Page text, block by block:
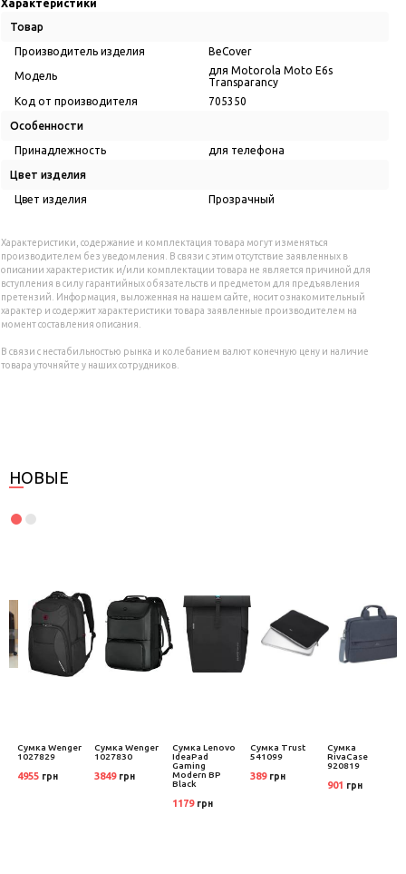
Характеристики
Товар
Производитель изделия BeCover
Модель
для Motorola Moto E6s
Transparancy
Код от производителя
705350
Особенности
Принадлежность для телефона
Цвет изделия
Цвет изделия Прозрачный
Характеристики, содержание и комплектация товара могут изменяться
производителем без уведомления. В связи с этим отсутствие заявленных в
описании характеристик и/или комплектации товара не является причиной для
вступления в силу гарантийных обязательств и предметом для предъявления
претензий. Информация, выложенная на нашем сайте, носит ознакомительный
характер и содержит характеристики товара заявленные производителем на
момент составления описания.
В связи с нестабильностью рынка и колебанием валют конечную цену и наличие
товара уточняйте у наших сотрудников.
НОВЫЕ
Сумка Wenger
1027829
4955 грн
Сумка Wenger
1027830
3849 грн
Сумка Lenovo
IdeaPad
Gaming
Modern BP
Black
1179 грн
Сумка Trust
541099
389 грн
Сумка
RivaCase
920819
901 грн